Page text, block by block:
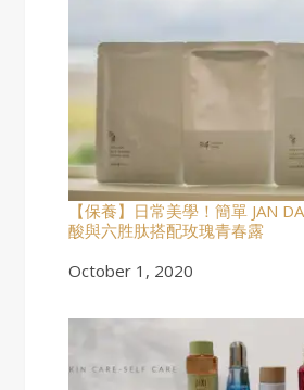
【保養】日常美學！簡單 JAN
酸與六胜肽搭配玫瑰青春露
Date
October 1, 2020